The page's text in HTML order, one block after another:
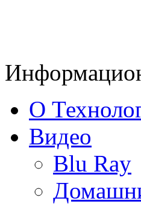
О
Видео
Blu Ray